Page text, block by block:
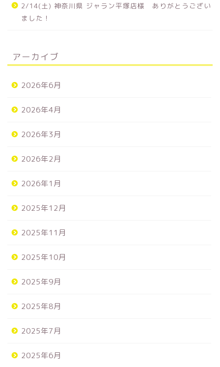
2/14(土) 神奈川県 ジャラン平塚店様 ありがとうござい
ました！
アーカイブ
2026年6月
2026年4月
2026年3月
2026年2月
2026年1月
2025年12月
2025年11月
2025年10月
2025年9月
2025年8月
2025年7月
2025年6月